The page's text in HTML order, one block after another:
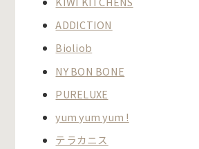
ADDICTION
Bioliob
NY BON BONE
PURELUXE
yum yum yum !
テラカニス